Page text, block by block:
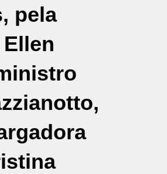
pela